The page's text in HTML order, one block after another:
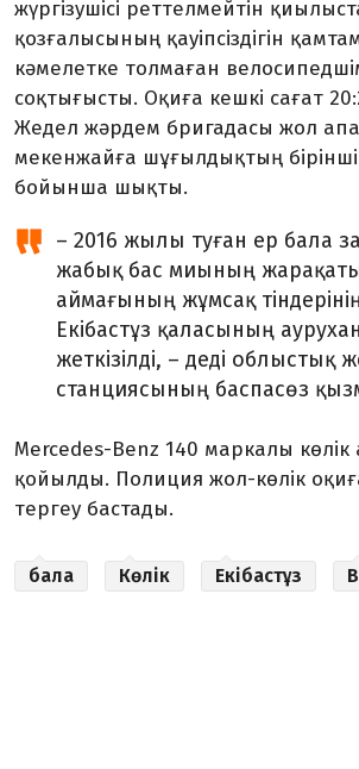
жүргізушісі реттелмейтін
қозғалысының қауіпсіздігін
кәмелетке толмаған
соқтығысты. Оқиға кешкі сағат
Жедел жәрдем бригадасы жол
мекенжайға шұғылдықтың
бойынша шықты.
– 2016 жылы туған ер бала
жабық бас миының
аймағының жұмсақ
Екібастұз қаласының
жеткізілді, – деді облыстық
станциясының баспасөз
Mercedes-Benz 140 маркалы
қойылды. Полиция жол-көлік
тергеу бастады.
бала Көлік Екібастұз